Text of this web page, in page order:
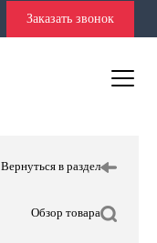
Заказать звонок
Вернуться в раздел
Обзор товара